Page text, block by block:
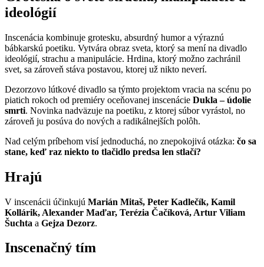
ideológií
Inscenácia kombinuje grotesku, absurdný humor a výraznú
bábkarskú poetiku. Vytvára obraz sveta, ktorý sa mení na divadlo
ideológií, strachu a manipulácie. Hrdina, ktorý možno zachránil
svet, sa zároveň stáva postavou, ktorej už nikto neverí.
Dezorzovo lútkové divadlo sa týmto projektom vracia na scénu po
piatich rokoch od premiéry oceňovanej inscenácie Dukla – údolie
smrti. Novinka nadväzuje na poetiku, z ktorej súbor vyrástol, no
zároveň ju posúva do nových a radikálnejších polôh.
Nad celým príbehom visí jednoduchá, no znepokojivá otázka: čo sa
stane, keď raz niekto to tlačidlo predsa len stlačí?
Hrajú
V inscenácii účinkujú Marián Mitaš, Peter Kadlečík, Kamil
Kollárik, Alexander Maďar, Terézia Čačíková, Artur Viliam
Šuchta a Gejza Dezorz.
Inscenačný tím